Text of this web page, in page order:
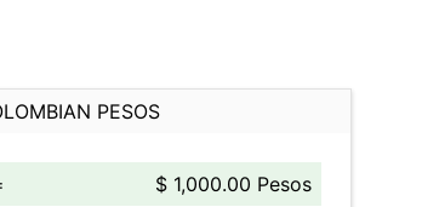
PESOS
$ 1,000.00 Pesos